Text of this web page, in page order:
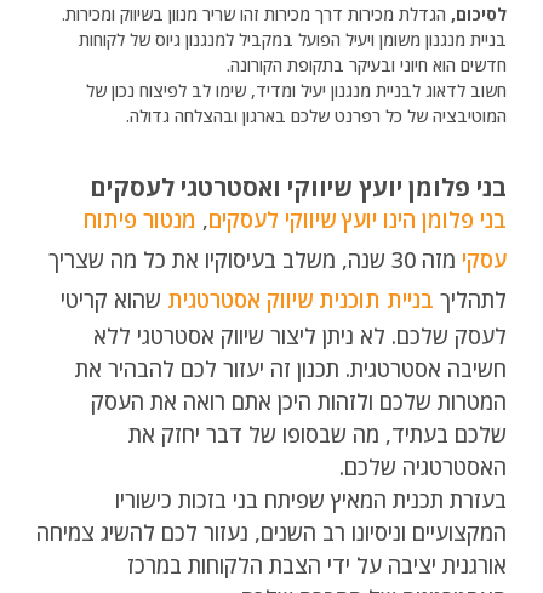
לסיכום, הגדלת מכירות דרך מכירות זהו שריר מנוון בשיווק ומכירות.
בניית מנגנון משומן ויעיל הפועל במקביל למנגנון גיוס של לקוחות
חדשים הוא חיוני ובעיקר בתקופת הקורונה.
חשוב לדאוג לבניית מנגנון יעיל ומדיד, שימו לב לפיצוח נכון של
המוטיבציה של כל רפרנט שלכם בארגון ובהצלחה גדולה.
בני פלומן יועץ שיווקי ואסטרטגי לעסקים
בני פלומן הינו יועץ שיווקי לעסקים, מנטור פיתוח
עסקי
מזה 30 שנה, משלב בעיסוקיו את כל מה שצריך
לתהליך בניית תוכנית שיווק אסטרטגית שהוא קריטי
לעסק שלכם. לא ניתן ליצור שיווק אסטרטגי ללא
חשיבה אסטרטגית. תכנון זה יעזור לכם להבהיר את
המטרות שלכם ולזהות היכן אתם רואה את העסק
שלכם בעתיד, מה שבסופו של דבר יחזק את
האסטרטגיה שלכם.
בעזרת תכנית המאיץ שפיתח בני בזכות כישוריו
המקצועיים וניסיונו רב השנים, נעזור לכם להשיג צמיחה
אורגנית יציבה על ידי הצבת הלקוחות במרכז